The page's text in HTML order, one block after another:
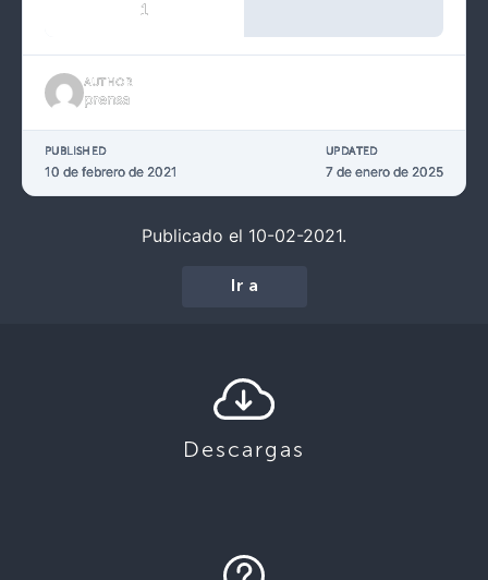
1
AUTHOR
prensa
PUBLISHED
10 de febrero de 2021
UPDATED
7 de enero de 2025
Publicado el 10-02-2021.
Ir a
Descargas